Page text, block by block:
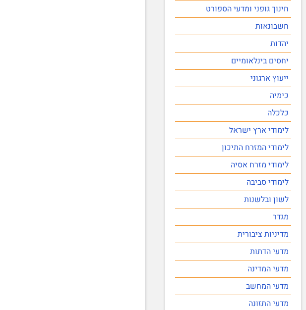
חינוך גופני ומדעי הספורט
חשבונאות
יהדות
יחסים בינלאומיים
ייעוץ ארגוני
כימיה
כלכלה
לימודי ארץ ישראל
לימודי המזרח התיכון
לימודי מזרח אסיה
לימודי סביבה
לשון ובלשנות
מגדר
מדיניות ציבורית
מדעי הדתות
מדעי המדינה
מדעי המחשב
מדעי התזונה